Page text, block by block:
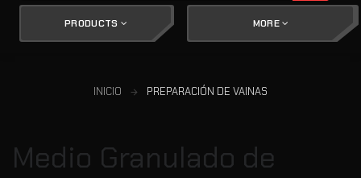
PRODUCTS MORE
INICIO PREPARACIÓN DE VAINAS
Medio Granulado de